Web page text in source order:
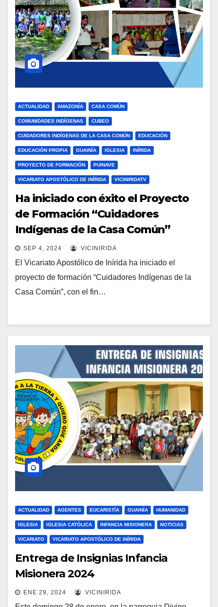
ACTUALIDAD AMAZONÍA CASA COMÚN
COMUNIDADES INDÍGENAS CUBEO
CUIDADORES INDÍGENAS DE LA CASA COMÚN EDUCACIÓN
EDUCACIÓN PROPIA GUAINÍA IGLESIA INÍRIDA
PROYECTO DE FORMACIÓN PUINAVE
VICARIATO APOSTÓLICO DE INÍRIDA VICINIRIDATV
Ha iniciado con éxito el Proyecto
de Formación “Cuidadores
Indígenas de la Casa Común”
SEP 4, 2024 VICINIRIDA
El Vicariato Apostólico de Inírida ha iniciado el
proyecto de formación “Cuidadores Indígenas de la
Casa Común”, con el fin…
ACTUALIDAD AGENTES EUCARISTÍA GUAINÍA HUMANIDAD
IGLESIA IGLESIA CATÓLICA INFANCIA MISIONERA NOTICIAS
VICARIATO VICARIATO APOSTÓLICO DE INÍRIDA
Entrega de Insignias Infancia
Misionera 2024
ENE 29, 2024 VICINIRIDA